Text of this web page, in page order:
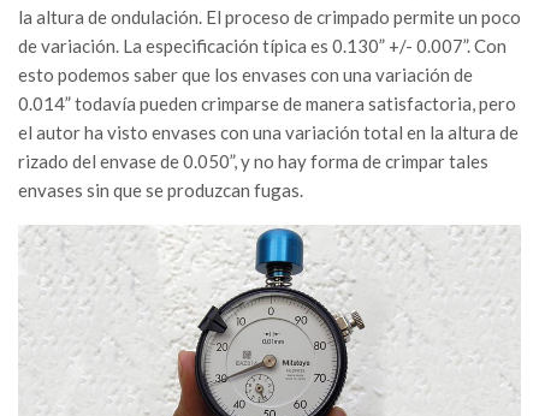
la altura de ondulación. El proceso de crimpado permite un poco
de variación. La especificación típica es 0.130” +/- 0.007”. Con
esto podemos saber que los envases con una variación de
0.014” todavía pueden crimparse de manera satisfactoria, pero
el autor ha visto envases con una variación total en la altura de
rizado del envase de 0.050”, y no hay forma de crimpar tales
envases sin que se produzcan fugas.